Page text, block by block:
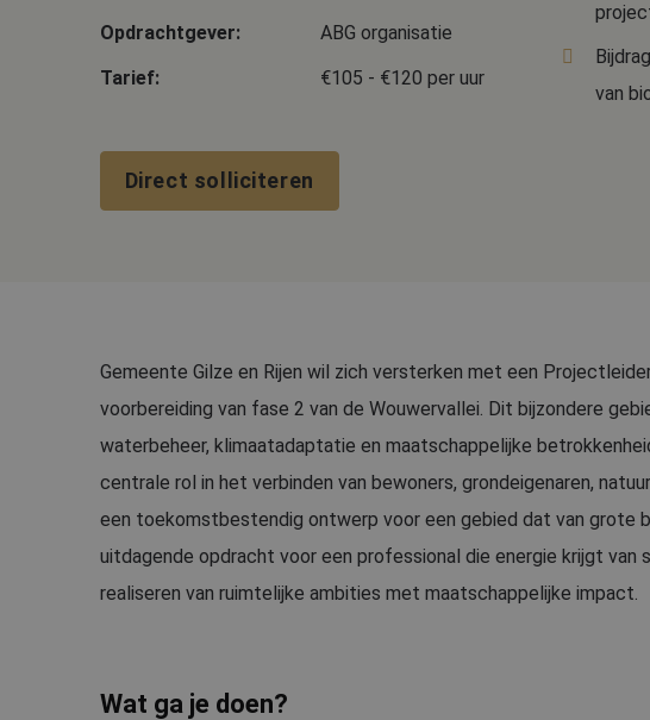
Opdrachtgever:
ABG organisatie
Tarief:
€105 - €120 per uur
van
Direct solliciteren
Gemeente Gilze en Rijen wil zich versterken met een
voorbereiding van fase 2 van de Wouwervallei. Dit bijzondere
waterbeheer, klimaatadaptatie en maatschappelijke
centrale rol in het verbinden van bewoners, grondeigenaren,
een toekomstbestendig ontwerp voor een gebied dat van grote
uitdagende opdracht voor een professional die energie krijgt van
realiseren van ruimtelijke ambities met maatschappelijke impact.
Wat ga je doen?